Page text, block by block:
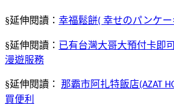
§延伸閱讀： 幸福鬆餅( 幸せのパンケー
§延伸閱讀： 已有台灣大哥大預付卡即
漫遊服務
§延伸閱讀： 那霸市阿扎特飯店(AZAT
買便利